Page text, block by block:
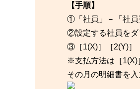
【手順】
①「社員」－「社員
②設定する社員をダ
③［1(X)］［2(Y)］
※支払方法は［1(X)
その月の明細書を